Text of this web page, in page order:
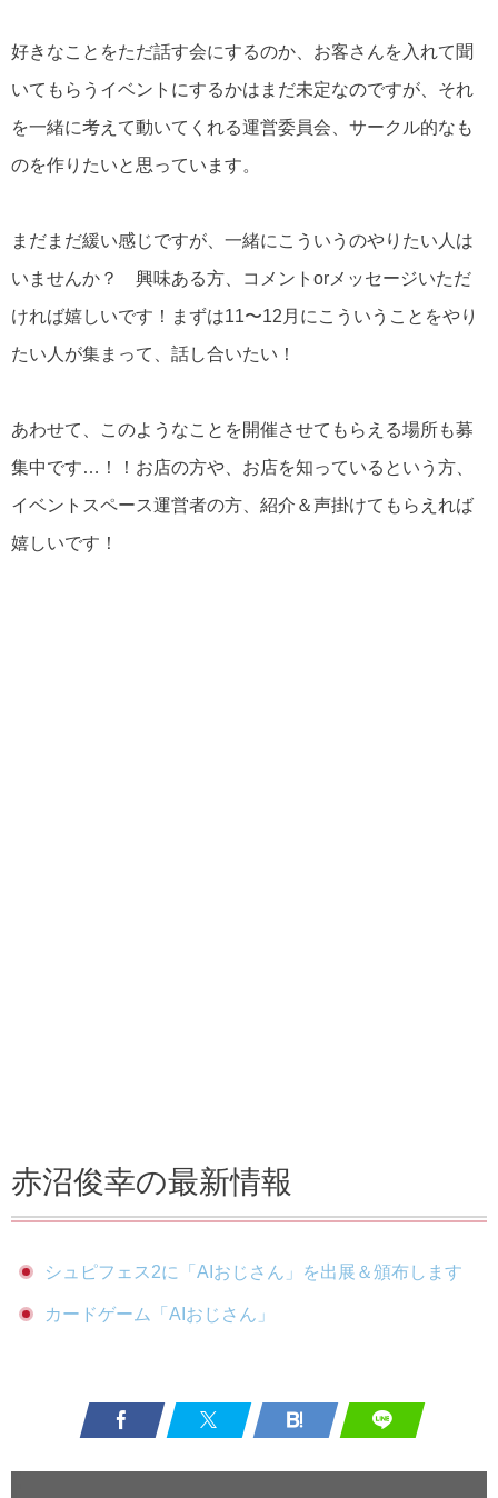
好きなことをただ話す会にするのか、お客さんを入れて聞
いてもらうイベントにするかはまだ未定なのですが、それ
を一緒に考えて動いてくれる運営委員会、サークル的なも
のを作りたいと思っています。
まだまだ緩い感じですが、一緒にこういうのやりたい人は
いませんか？ 興味ある方、コメントorメッセージいただ
ければ嬉しいです！まずは11〜12月にこういうことをやり
たい人が集まって、話し合いたい！
あわせて、このようなことを開催させてもらえる場所も募
集中です…！！お店の方や、お店を知っているという方、
イベントスペース運営者の方、紹介＆声掛けてもらえれば
嬉しいです！
赤沼俊幸の最新情報
シュピフェス2に「AIおじさん」を出展＆頒布します
カードゲーム「AIおじさん」